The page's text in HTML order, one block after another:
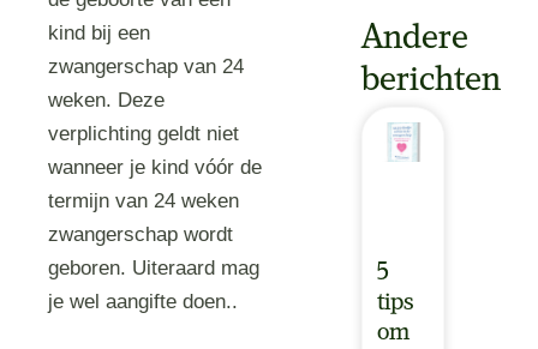
kind bij een
zwangerschap van 24
weken. Deze
verplichting geldt niet
wanneer je kind vóór de
termijn van 24 weken
zwangerschap wordt
geboren. Uiteraard mag
je wel aangifte doen..
Andere
berichten
5
tips
om